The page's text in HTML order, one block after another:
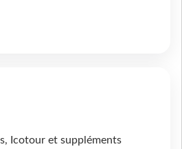
Icotour et suppléments